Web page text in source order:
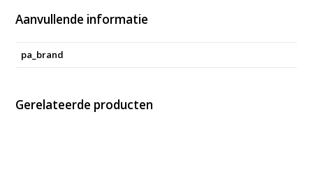
Aanvullende informatie
pa_brand
Gerelateerde producten